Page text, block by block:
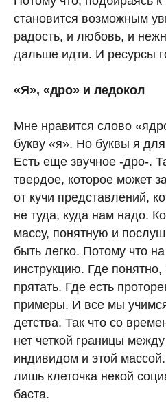
становится возможным
радость, и любовь, и
дальше идти. И ресурсы
«Я», «дро» и ледокол
Мне нравится слово
букву «я». Но буквы я для
Есть еще звучное -дро-.
твердое, которое может
от кучи представлений,
не туда, куда нам надо.
массу, понятную и
быть легко. Потому что
инструкцию. Где
прятать. Где есть
примеры. И все мы
детства. Так что со
нет четкой границы
индивидом и этой
лишь клеточка некой
баста.